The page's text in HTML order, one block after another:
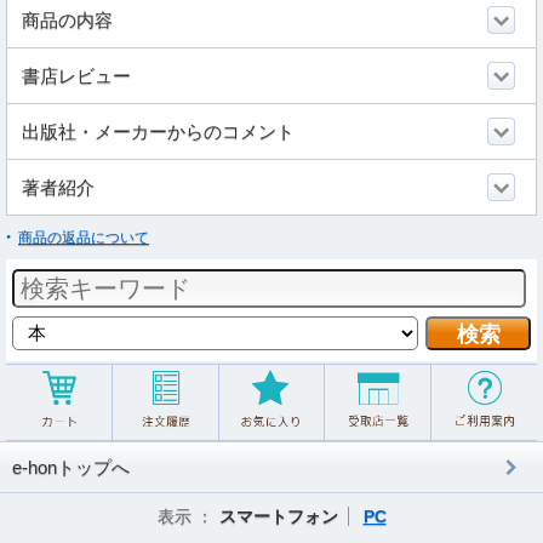
商品の内容
書店レビュー
出版社・メーカーからのコメント
著者紹介
商品の返品について
e-honトップへ
表示 ： スマートフォン PC